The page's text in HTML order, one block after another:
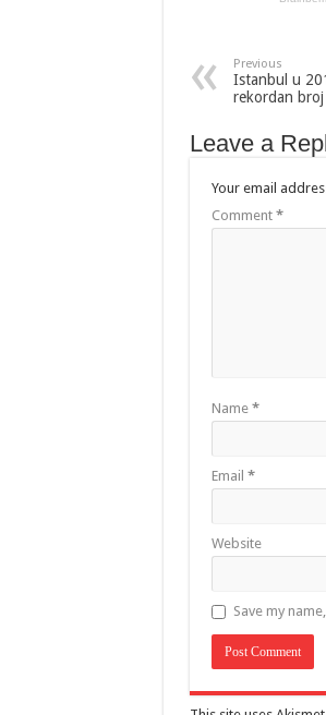
Previous
Istanbul u
rekordan
Leave a
Your email
Comment *
Name *
Email *
Website
Save my